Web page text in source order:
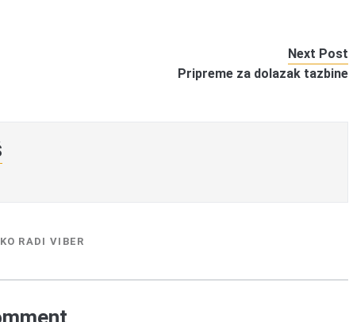
Next Post
Pripreme za dolazak tazbine
RADI VIBER